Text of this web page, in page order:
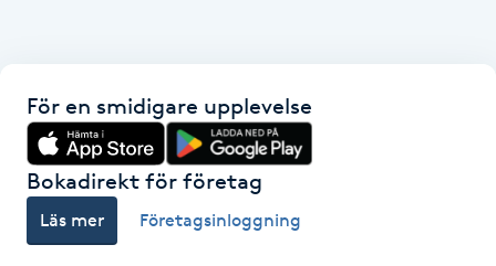
Microshading
Mixfransar
N
För en smidigare upplevelse
Bokadirekt för företag
Läs mer Företagsinloggning